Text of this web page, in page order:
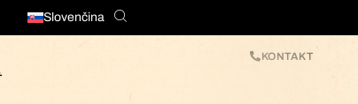
Slovenčina
KONTAKT